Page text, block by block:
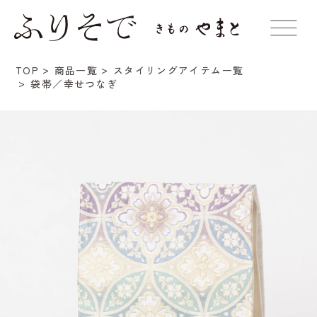
TOP 商品一覧
スタイリングアイテム一覧
袋帯／幸せつなぎ